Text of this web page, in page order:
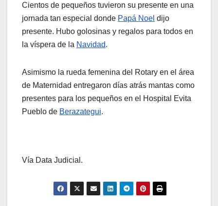
Cientos de pequeños tuvieron su presente en una
jornada tan especial donde Papá Noel dijo
presente. Hubo golosinas y regalos para todos en
la víspera de la Navidad.
Asimismo la rueda femenina del Rotary en el área
de Maternidad entregaron días atrás mantas como
presentes para los pequeños en el Hospital Evita
Pueblo de Berazategui.
Vía Data Judicial.